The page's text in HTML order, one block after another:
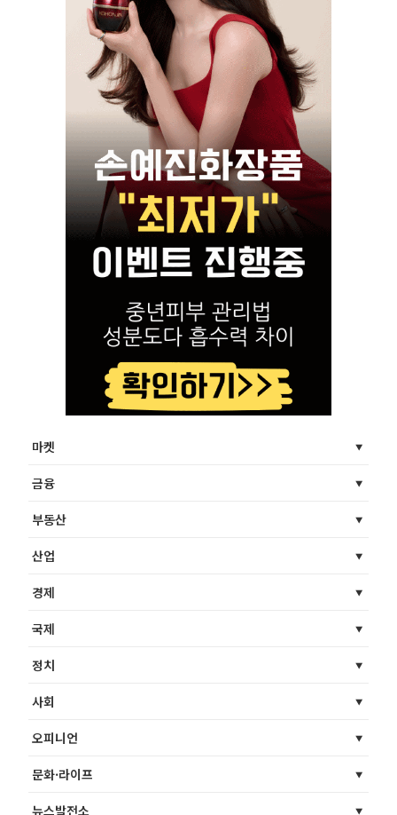
마켓
금융
부동산
산업
경제
국제
정치
사회
오피니언
문화·라이프
뉴스발전소